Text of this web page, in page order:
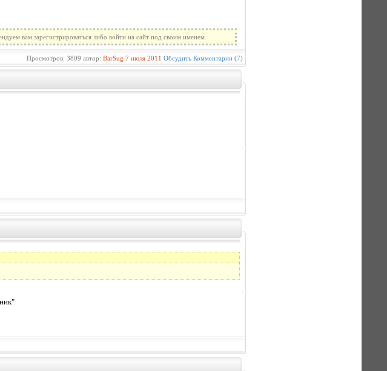
вам зарегистрироваться либо войти на сайт под своим именем.
Просмотров: 3809 автор: BarSug 7 июля 2011 Обсудить Комментарии (7)